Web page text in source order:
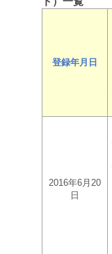
登録年月日
2016年6月20
日